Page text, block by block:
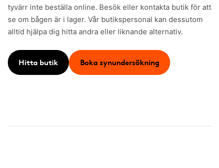
tyvärr inte beställa online. Besök eller kontakta butik för att
se om bågen är i lager. Vår butikspersonal kan dessutom
alltid hjälpa dig hitta andra eller liknande alternativ.
Hitta butik Boka synundersökning